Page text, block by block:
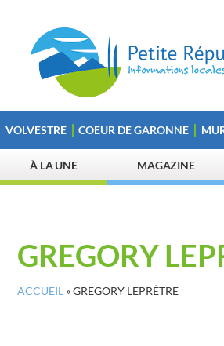
VOLVESTRE COEUR DE GARONNE
À LA UNE MAGAZINE
GREGORY
ACCUEIL »GREGORY LEPRÊTRE